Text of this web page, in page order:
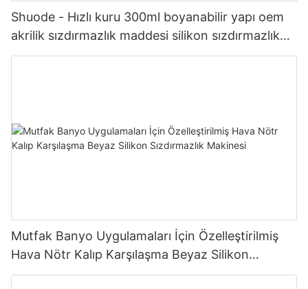
Shuode - Hızlı kuru 300ml boyanabilir yapı oem
akrilik sızdırmazlık maddesi silikon sızdırmazlık
macunu
Mutfak Banyo Uygulamaları İçin Özelleştirilmiş
Hava Nötr Kalıp Karşılaşma Beyaz Silikon
Sızdırmazlık Makinesi